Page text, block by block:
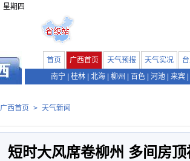
星期四
首页 广西首页 天气预报 天气实况
南宁
桂林 北海 柳州 百色 河池 来宾
广西首页 > 天气新闻
短时大风席卷柳州 多间房顶